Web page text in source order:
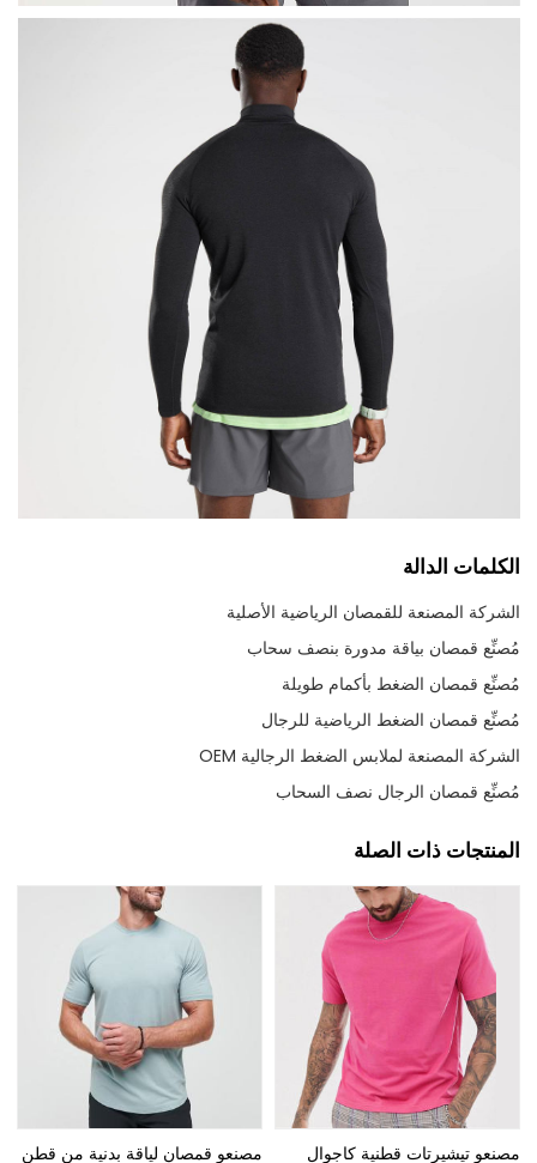
الكلمات الدالة
الشركة المصنعة للقمصان الرياضية الأصلية
مُصنِّع قمصان بياقة مدورة بنصف سحاب
مُصنِّع قمصان الضغط بأكمام طويلة
مُصنِّع قمصان الضغط الرياضية للرجال
الشركة المصنعة لملابس الضغط الرجالية OEM
مُصنِّع قمصان الرجال نصف السحاب
المنتجات ذات الصلة
مصنعو تيشيرتات قطنية كاجوال مصنعو قمصان لياقة بدنية من قطن